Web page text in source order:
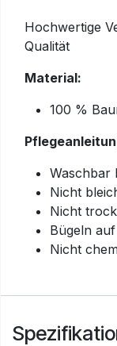
Hochwertige
Qualität
Material:
100 %
Waschbar
Nicht
Nicht
Bügeln
Nicht